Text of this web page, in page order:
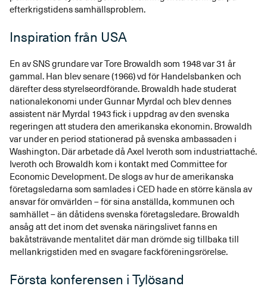
efterkrigstidens samhällsproblem.
Inspiration från USA
En av SNS grundare var Tore Browaldh som 1948 var 31 år
gammal. Han blev senare (1966) vd för Handelsbanken och
därefter dess styrelseordförande. Browaldh hade studerat
nationalekonomi under Gunnar Myrdal och blev dennes
assistent när Myrdal 1943 fick i uppdrag av den svenska
regeringen att studera den amerikanska ekonomin. Browaldh
var under en period stationerad på svenska ambassaden i
Washington. Där arbetade då Axel Iveroth som industriattaché.
Iveroth och Browaldh kom i kontakt med Committee for
Economic Development. De slogs av hur de amerikanska
företagsledarna som samlades i CED hade en större känsla av
ansvar för omvärlden – för sina anställda, kommunen och
samhället – än dåtidens svenska företagsledare. Browaldh
ansåg att det inom det svenska näringslivet fanns en
bakåtsträvande mentalitet där man drömde sig tillbaka till
mellankrigstiden med en svagare fackföreningsrörelse.
Första konferensen i Tylösand